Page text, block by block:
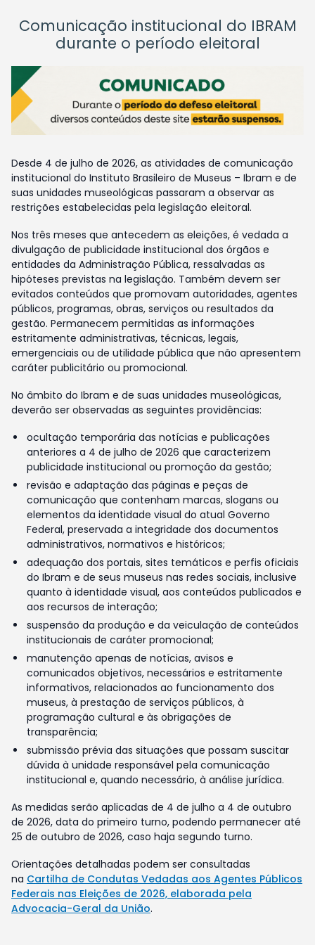
Comunicação institucional do IBRAM
durante o período eleitoral
Desde 4 de julho de 2026, as atividades de comunicação
institucional do Instituto Brasileiro de Museus – Ibram e de
suas unidades museológicas passaram a observar as
restrições estabelecidas pela legislação eleitoral.
Nos três meses que antecedem as eleições, é vedada a
divulgação de publicidade institucional dos órgãos e
entidades da Administração Pública, ressalvadas as
hipóteses previstas na legislação. Também devem ser
evitados conteúdos que promovam autoridades, agentes
públicos, programas, obras, serviços ou resultados da
gestão. Permanecem permitidas as informações
estritamente administrativas, técnicas, legais,
emergenciais ou de utilidade pública que não apresentem
caráter publicitário ou promocional.
No âmbito do Ibram e de suas unidades museológicas,
deverão ser observadas as seguintes providências:
ocultação temporária das notícias e publicações
anteriores a 4 de julho de 2026 que caracterizem
publicidade institucional ou promoção da gestão;
revisão e adaptação das páginas e peças de
comunicação que contenham marcas, slogans ou
elementos da identidade visual do atual Governo
Federal, preservada a integridade dos documentos
administrativos, normativos e históricos;
adequação dos portais, sites temáticos e perfis oficiais
do Ibram e de seus museus nas redes sociais, inclusive
quanto à identidade visual, aos conteúdos publicados e
aos recursos de interação;
suspensão da produção e da veiculação de conteúdos
institucionais de caráter promocional;
manutenção apenas de notícias, avisos e
comunicados objetivos, necessários e estritamente
informativos, relacionados ao funcionamento dos
museus, à prestação de serviços públicos, à
programação cultural e às obrigações de
transparência;
submissão prévia das situações que possam suscitar
dúvida à unidade responsável pela comunicação
institucional e, quando necessário, à análise jurídica.
As medidas serão aplicadas de 4 de julho a 4 de outubro
de 2026, data do primeiro turno, podendo permanecer até
25 de outubro de 2026, caso haja segundo turno.
Orientações detalhadas podem ser consultadas
na Cartilha de Condutas Vedadas aos Agentes Públicos
Federais nas Eleições de 2026, elaborada pela
Advocacia-Geral da União.